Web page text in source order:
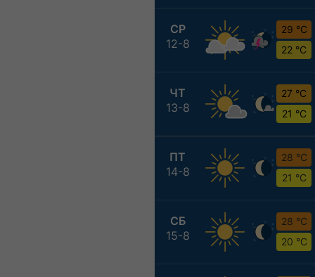
СР
12-8
29 °C
22 °C
ЧТ
13-8
27 °C
21 °C
ПТ
14-8
28 °C
21 °C
СБ
15-8
28 °C
20 °C